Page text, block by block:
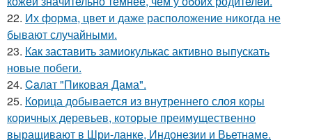
22. Их форма, цвет и даже расположение никогда не
бывают случайными.
23. Как заставить замиокулькас активно выпускать
новые побеги.
24. Caлат "Пиковая Дама".
25. Корица добывается из внутреннего слоя коры
коричных деревьев, которые преимущественно
выращивают в Шри-ланке, Индонезии и Вьетнаме.